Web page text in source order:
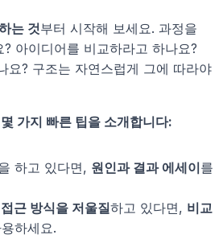
는 것부터 시작해 보세요. 과정을
아이디어를 비교하라고 하나요?
요? 구조는 자연스럽게 그에 따라야
가지 빠른 팁을 소개합니다:
하고 있다면, 원인과 결과 에세이를
근 방식을 저울질하고 있다면, 비교
하세요.